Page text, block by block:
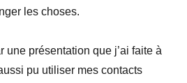
les choses.
une présentation que j’ai faite à
pu utiliser mes contacts